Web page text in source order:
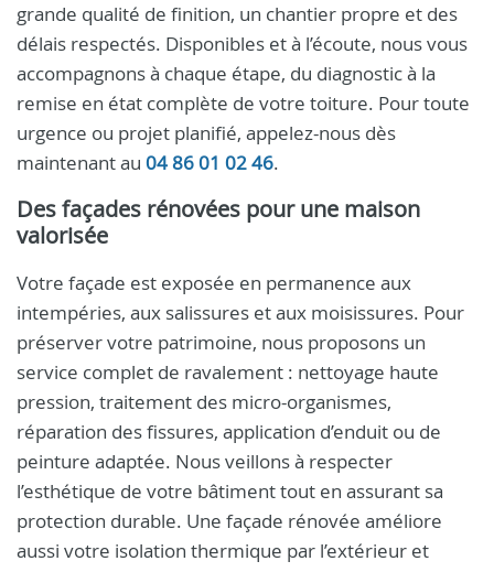
grande qualité de finition, un chantier propre et des
délais respectés. Disponibles et à l’écoute, nous vous
accompagnons à chaque étape, du diagnostic à la
remise en état complète de votre toiture. Pour toute
urgence ou projet planifié, appelez-nous dès
maintenant au 04 86 01 02 46.
Des façades rénovées pour une maison
valorisée
Votre façade est exposée en permanence aux
intempéries, aux salissures et aux moisissures. Pour
préserver votre patrimoine, nous proposons un
service complet de ravalement : nettoyage haute
pression, traitement des micro-organismes,
réparation des fissures, application d’enduit ou de
peinture adaptée. Nous veillons à respecter
l’esthétique de votre bâtiment tout en assurant sa
protection durable. Une façade rénovée améliore
aussi votre isolation thermique par l’extérieur et